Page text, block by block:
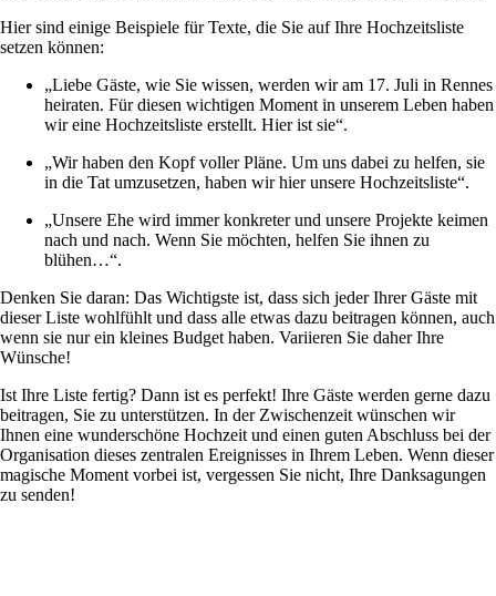
Hier sind einige Beispiele für Texte, die Sie auf Ihre Hochzeitsliste
setzen können:
„Liebe Gäste, wie Sie wissen, werden wir am 17. Juli in Rennes
heiraten. Für diesen wichtigen Moment in unserem Leben haben
wir eine Hochzeitsliste erstellt. Hier ist sie“.
„Wir haben den Kopf voller Pläne. Um uns dabei zu helfen, sie
in die Tat umzusetzen, haben wir hier unsere Hochzeitsliste“.
„Unsere Ehe wird immer konkreter und unsere Projekte keimen
nach und nach. Wenn Sie möchten, helfen Sie ihnen zu
blühen…“.
Denken Sie daran: Das Wichtigste ist, dass sich jeder Ihrer Gäste mit
dieser Liste wohlfühlt und dass alle etwas dazu beitragen können, auch
wenn sie nur ein kleines Budget haben. Variieren Sie daher Ihre
Wünsche!
Ist Ihre Liste fertig? Dann ist es perfekt! Ihre Gäste werden gerne dazu
beitragen, Sie zu unterstützen. In der Zwischenzeit wünschen wir
Ihnen eine wunderschöne Hochzeit und einen guten Abschluss bei der
Organisation dieses zentralen Ereignisses in Ihrem Leben. Wenn dieser
magische Moment vorbei ist, vergessen Sie nicht, Ihre Danksagungen
zu senden!